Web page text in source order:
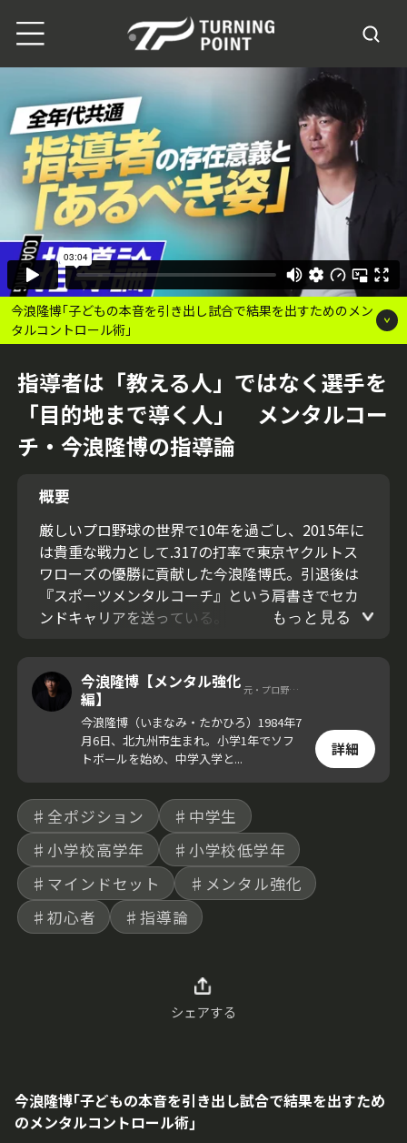
今浪隆博｢子どもの本音を引き出し試合で結果を出すためのメン
タルコントロール術｣
指導者は「教える人」ではなく選手を
「目的地まで導く人」 メンタルコー
チ・今浪隆博の指導論
概要
厳しいプロ野球の世界で10年を過ごし、2015年に
は貴重な戦力として.317の打率で東京ヤクルトス
ワローズの優勝に貢献した今浪隆博氏。引退後は
『スポーツメンタルコーチ』という肩書きでセカ
ンドキャリアを送っている。今回の動画では今浪
いて伝える。
もっと見る
今浪隆博【メンタル強化
編】
元・プロ野球選手
今浪隆博（いまなみ・たかひろ）1984年7
月6日、北九州市生まれ。小学1年でソフ
トボールを始め、中学入学と...
詳細
♯全ポジション
♯中学生
♯小学校高学年
♯小学校低学年
♯マインドセット
♯メンタル強化
♯初心者
♯指導論
シェアする
今浪隆博｢子どもの本音を引き出し試合で結果を出すため
のメンタルコントロール術｣